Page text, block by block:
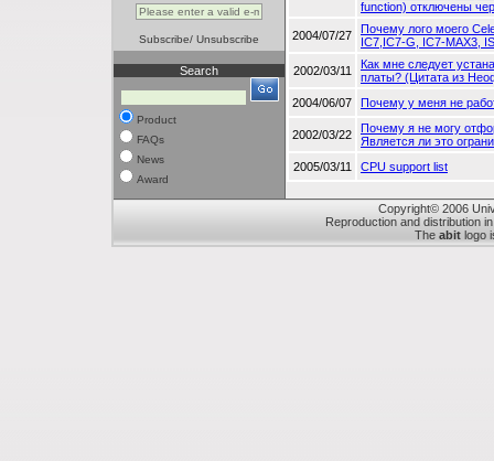
Subscribe/ Unsubscribe
Search
Product
FAQs
News
Award
function) отключены
2004/07/27
Почему лого моего
IC7,IC7-G, IC7-MAX3,
2002/03/11
Как мне следует
платы? (Цитата из
2004/06/07
Почему у меня не
2002/03/22
Почему я не могу
Является ли это
2005/03/11
CPU support list
Copyright© 2006
Reproduction and distribution
The abit logo